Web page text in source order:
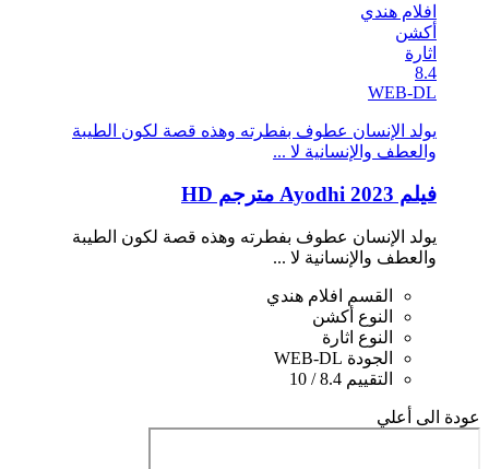
افلام هندي
أكشن
اثارة
8.4
WEB-DL
يولد الإنسان عطوف بفطرته وهذه قصة لكون الطيبة
والعطف والإنسانية لا ...
فيلم Ayodhi 2023 مترجم HD
يولد الإنسان عطوف بفطرته وهذه قصة لكون الطيبة
والعطف والإنسانية لا ...
القسم
افلام هندي
النوع أكشن
النوع اثارة
الجودة WEB-DL
التقييم 8.4 / 10
عودة الى أعلي